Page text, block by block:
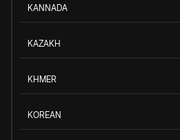
KANNADA
KAZAKH
KHMER
KOREAN